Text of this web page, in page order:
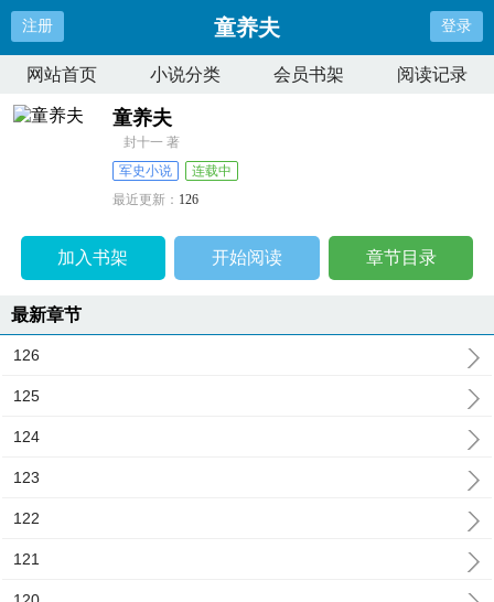
注册 童养夫 登录
网站首页 小说分类 会员书架 阅读记录
童养夫
封十一 著
军史小说
连载中
最近更新： 126
加入书架 开始阅读 章节目录
最新章节
126
125
124
123
122
121